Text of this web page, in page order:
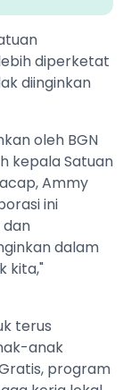
diperketat
diinginkan
oleh BGN
kepala Satuan
Ammy
ini
dalam
kita,"
terus
anak
program